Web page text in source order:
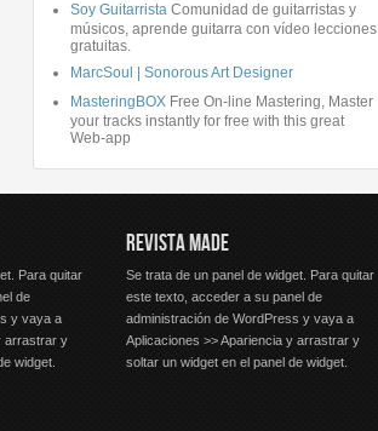
Soy Guitarrista Comunidad de guitarristas y
músicos, aprende guitarra con vídeo lecciones
gratuitas.
MarcSoul | Sonorous Art Designer
MasteringBOX Free On-line Mastering, Master
your tracks instantly for free with this great
Web-app
Para quitar
de
y vaya a
arrastrar y
widget.
REVISTA MADE
Se trata de un panel de widget. Para quitar
este texto, acceder a su panel de
administración de WordPress y vaya a
Aplicaciones >> Apariencia y arrastrar y
soltar un widget en el panel de widget.